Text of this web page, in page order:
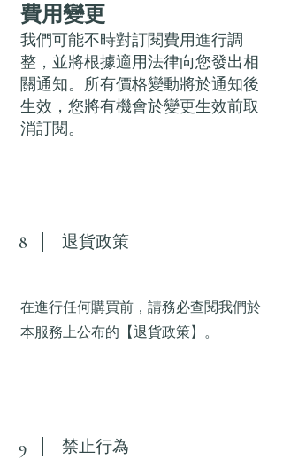
費用變更
我們可能不時對訂閱費用進行調
整，並將根據適用法律向您發出相
關通知。所有價格變動將於通知後
生效，您將有機會於變更生效前取
消訂閱。
8 退貨政策
在進行任何購買前，請務必查閱我們於
本服務上公布的【退貨政策】。
9 禁止行為